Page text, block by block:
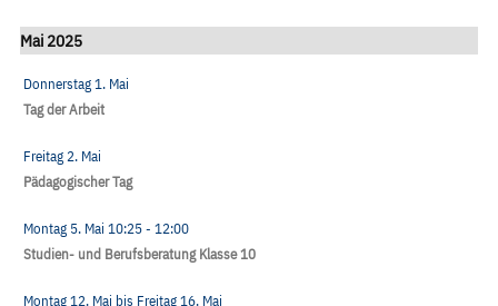
Mai 2025
Donnerstag 1. Mai
Tag der Arbeit
Freitag 2. Mai
Pädagogischer Tag
Montag 5. Mai 10:25- 12:00
Studien- und Berufsberatung Klasse 10
Montag 12. Mai bis Freitag 16. Mai